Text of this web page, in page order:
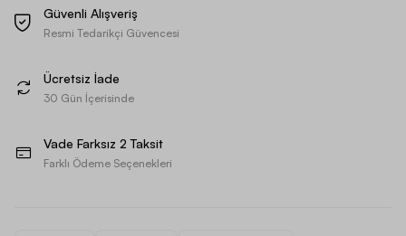
Güvenli Alışveriş
Resmi Tedarikçi Güvencesi
Ücretsiz İade
30 Gün İçerisinde
Vade Farksız 2 Taksit
Farklı Ödeme Seçenekleri